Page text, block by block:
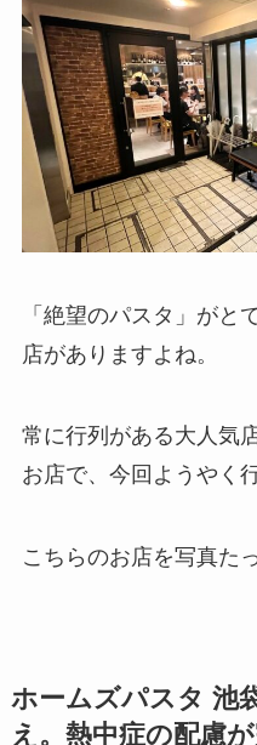
「絶望のパスタ」がと
店がありますよね。
常に行列がある大人気
お店で、今回ようやく
こちらのお店を写真た
ホームズパスタ 池
え。熱中症の配慮